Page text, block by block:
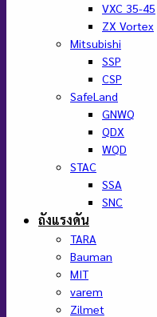
VXC 35-45
ZX Vortex
Mitsubishi
SSP
CSP
SafeLand
GNWQ
QDX
WQD
STAC
SSA
SNC
ถังแรงดัน
TARA
Bauman
MIT
varem
Zilmet